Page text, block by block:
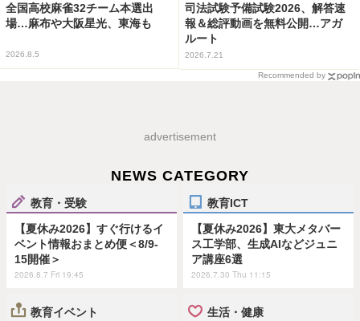
全国高校麻雀32チーム本選出
場…麻布や大阪星光、東海も
2026.8.5
司法試験予備試験2026、解答速
報＆総評動画を無料公開…アガ
ルート
2026.7.21
Recommended by
advertisement
NEWS CATEGORY
教育・受験
【夏休み2026】すぐ行けるイ
ベント情報おまとめ便＜8/9-
15開催＞
2026.8.7 Fri 19:45
教育ICT
【夏休み2026】東大メタバー
ス工学部、生成AIなどジュニ
ア講座6選
2026.7.30 Thu 11:15
教育イベント 生活・健康